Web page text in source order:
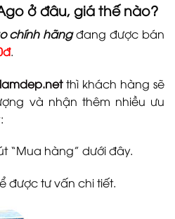
ở đâu, giá thế nào?
chính hãngđang được bán
.
thì khách hàng sẽ
và nhận thêm nhiều ưu
“Mua hàng” dưới đây.
được tư vấn chi tiết.